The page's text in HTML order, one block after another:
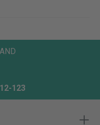
123